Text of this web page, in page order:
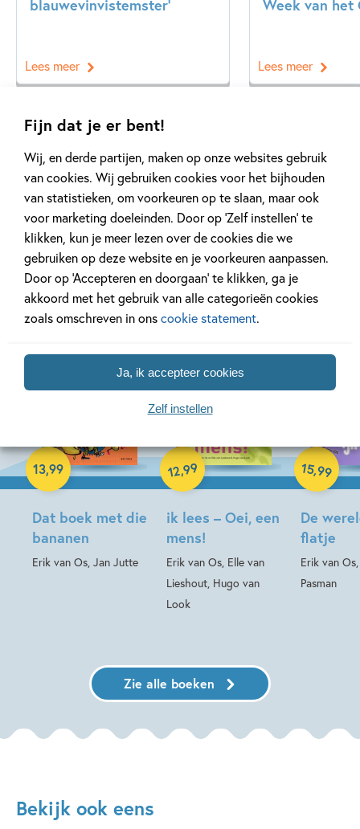
Fijn dat je er bent!
Wij, en derde partijen, maken op onze websites gebruik
van cookies. Wij gebruiken cookies voor het bijhouden
van statistieken, om voorkeuren op te slaan, maar ook
voor marketing doeleinden. Door op ‘Zelf instellen’ te
klikken, kun je meer lezen over de cookies die we
gebruiken op deze website en je voorkeuren aanpassen.
Door op ‘Accepteren en doorgaan’ te klikken, ga je
akkoord met het gebruik van alle categorieën cookies
zoals omschreven in onscookie statement.
Ja, ik accepteer cookies
Zelf instellen
blauwevinvistemster’
Lees meer
Week van het
Lees meer
Bekijk alle artikelen
Meer van deze auteur
Dat boek met die
bananen
Erik van Os, Jan Jutte
13,99
ik lees – Oei, een
mens!
Erik van Os, Elle van
Lieshout, Hugo van
Look
12,99
Hardcover
De
flatje
Erik van
Pasman
15,99
Hardcover
Zie alle boeken
Bekijk ook eens